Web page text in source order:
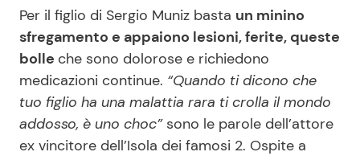
Per il figlio di Sergio Muniz basta un minino
sfregamento e appaiono lesioni, ferite, queste
bolle che sono dolorose e richiedono
medicazioni continue. “Quando ti dicono che
tuo figlio ha una malattia rara ti crolla il mondo
addosso, è uno choc”sono le parole dell’attore
ex vincitore dell’Isola dei famosi 2. Ospite a